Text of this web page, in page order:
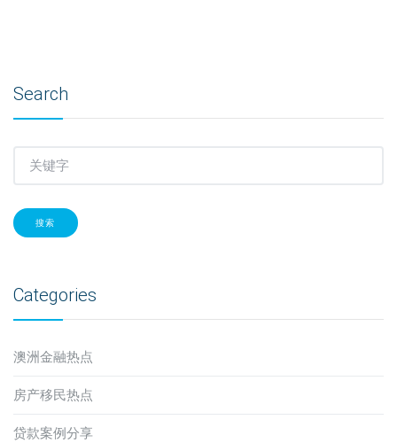
Search
搜索
Categories
澳洲金融热点
房产移民热点
贷款案例分享